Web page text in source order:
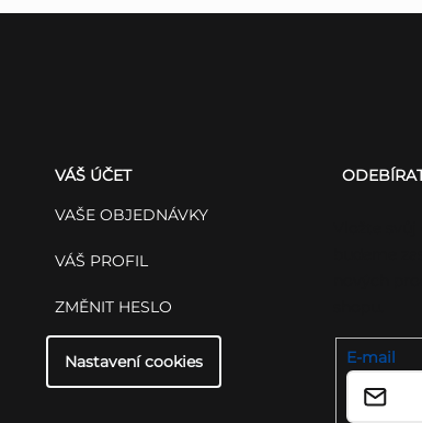
VÁŠ ÚČET
VAŠE OBJEDNÁVKY
VÁŠ PROFIL
ZMĚNIT HESLO
Nastavení cookies E-mail